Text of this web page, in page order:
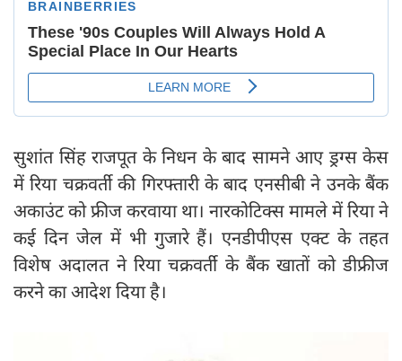
सुशांत सिंह राजपूत के निधन के बाद सामने आए ड्रग्स केस
में रिया चक्रवर्ती की गिरफ्तारी के बाद एनसीबी ने उनके बैंक
अकाउंट को फ्रीज करवाया था। नारकोटिक्स मामले में रिया ने
कई दिन जेल में भी गुजारे हैं। एनडीपीएस एक्ट के तहत
विशेष अदालत ने रिया चक्रवर्ती के बैंक खातों को डीफ्रीज
करने का आदेश दिया है।